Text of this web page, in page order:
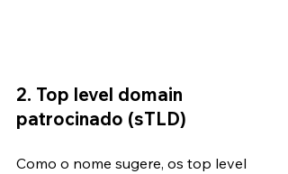
2. Top level domain
patrocinado (sTLD)
Como o nome sugere, os top level